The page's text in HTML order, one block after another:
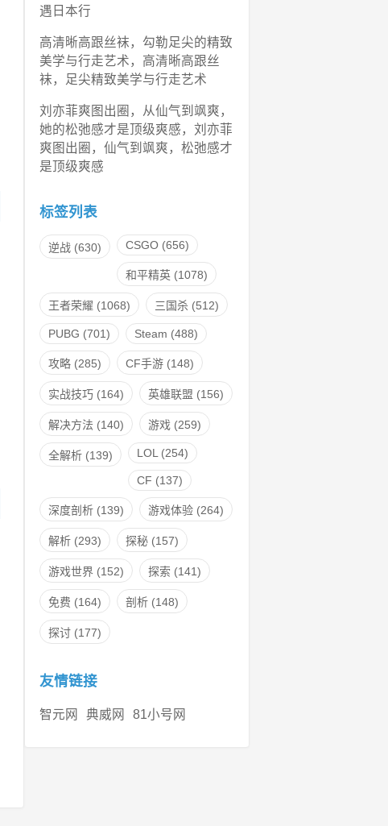
遇日本行
高清晰高跟丝袜，勾勒足尖的精致
美学与行走艺术，高清晰高跟丝
袜，足尖精致美学与行走艺术
刘亦菲爽图出圈，从仙气到飒爽，
她的松弛感才是顶级爽感，刘亦菲
爽图出圈，仙气到飒爽，松弛感才
是顶级爽感
标签列表
逆战 (630) CSGO (656)
和平精英 (1078)
王者荣耀 (1068) 三国杀 (512)
PUBG (701) Steam (488)
攻略 (285) CF手游 (148)
实战技巧 (164) 英雄联盟 (156)
解决方法 (140) 游戏 (259)
全解析 (139) LOL (254)
CF (137)
深度剖析 (139) 游戏体验 (264)
解析 (293) 探秘 (157)
游戏世界 (152) 探索 (141)
免费 (164) 剖析 (148)
探讨 (177)
友情链接
智元网 典威网 81小号网